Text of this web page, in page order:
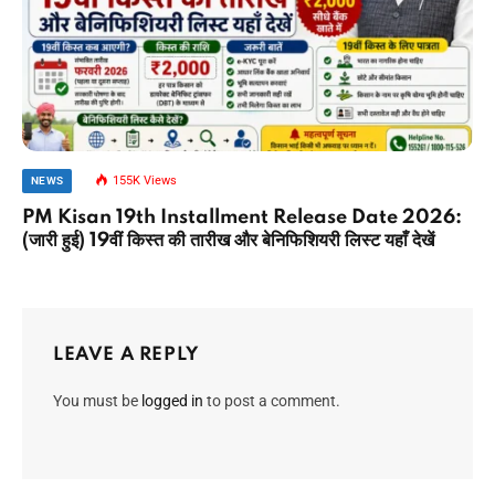
NEWS 155KViews
PM Kisan 19th Installment Release Date 2026:
(जारी हुई) 19वीं किस्त की तारीख और बेनिफिशियरी लिस्ट यहाँ देखें
LEAVE A REPLY
You must be logged in to post a comment.